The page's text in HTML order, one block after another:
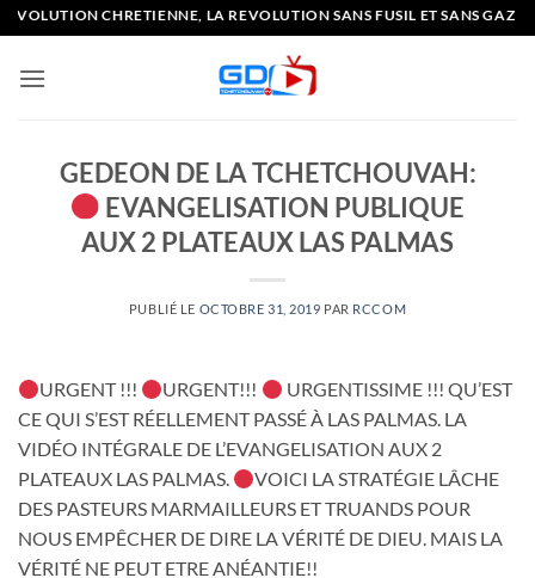
Passer
au
contenu
CHRETIENNE, LA REVOLUTION SANS FUSIL ET SANS GAZ
GEDEON DE LA TCHETCHOUVAH:
EVANGELISATION PUBLIQUE
AUX 2 PLATEAUX LAS PALMAS
PUBLIÉ LE OCTOBRE 31, 2019 PAR RCCOM
URGENT !!! URGENT!!!
URGENTISSIME !!! QU’EST
CE QUI S’EST RÉELLEMENT PASSÉ À LAS PALMAS. LA
VIDÉO INTÉGRALE DE L’EVANGELISATION AUX 2
PLATEAUX LAS PALMAS.
VOICI LA STRATÉGIE LÂCHE
DES PASTEURS MARMAILLEURS ET TRUANDS POUR
NOUS EMPÊCHER DE DIRE LA VÉRITÉ DE DIEU. MAIS LA
VÉRITÉ NE PEUT ETRE ANÉANTIE!!